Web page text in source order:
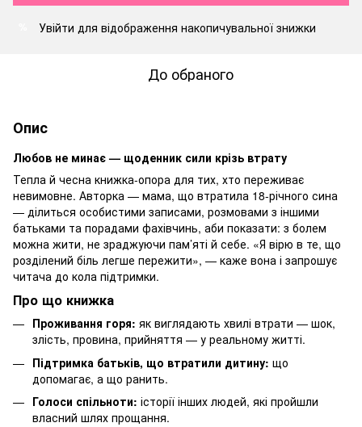
Увійти для відображення накопичувальної знижки
До обраного
Опис
Любов не минає — щоденник сили крізь втрату
Тепла й чесна книжка-опора для тих, хто переживає
невимовне. Авторка — мама, що втратила 18-річного сина
— ділиться особистими записами, розмовами з іншими
батьками та порадами фахівчинь, аби показати: з болем
можна жити, не зраджуючи пам’яті й себе. «Я вірю в те, що
розділений біль легше пережити», — каже вона і запрошує
читача до кола підтримки.
Про що книжка
Проживання горя: як виглядають хвилі втрати — шок,
злість, провина, прийняття — у реальному житті.
Підтримка батьків, що втратили дитину: що
допомагає, а що ранить.
Голоси спільноти: історії інших людей, які пройшли
власний шлях прощання.